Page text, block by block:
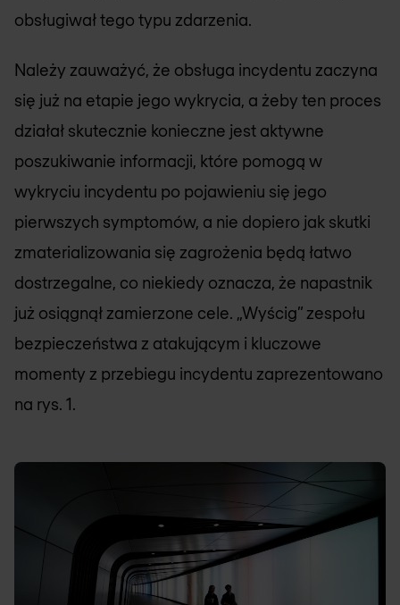
obsługiwał tego typu zdarzenia.
Należy zauważyć, że obsługa incydentu zaczyna
się już na etapie jego wykrycia, a żeby ten proces
działał skutecznie konieczne jest aktywne
poszukiwanie informacji, które pomogą w
wykryciu incydentu po pojawieniu się jego
pierwszych symptomów, a nie dopiero jak skutki
zmaterializowania się zagrożenia będą łatwo
dostrzegalne, co niekiedy oznacza, że napastnik
już osiągnął zamierzone cele. „Wyścig” zespołu
bezpieczeństwa z atakującym i kluczowe
momenty z przebiegu incydentu zaprezentowano
na rys. 1.